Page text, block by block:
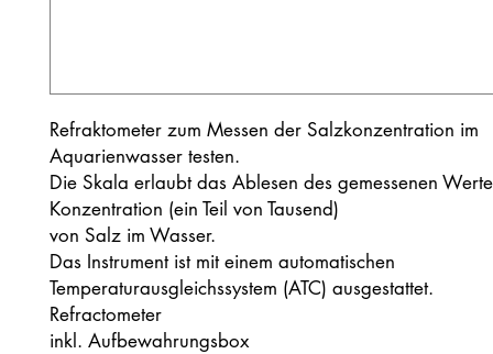
Refraktometer zum Messen der Salzkonzentration im
Aquarienwasser testen.
Die Skala erlaubt das Ablesen des gemessenen
Konzentration (ein Teil von Tausend)
von Salz im Wasser.
Das Instrument ist mit einem automatischen
Temperaturausgleichssystem (ATC) ausgestattet.
Refractometer
inkl. Aufbewahrungsbox